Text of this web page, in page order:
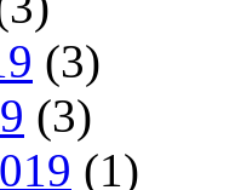
(3)
(3)
(1)